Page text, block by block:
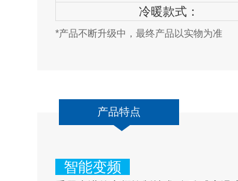
冷暖款式：
*产品不断升级中，最终产品以实物为准
产品特点
智能变频